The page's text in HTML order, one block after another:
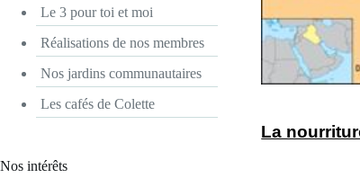
La
Le 3 pour toi et moi
Réalisations de nos membres
Nos jardins communautaires
Les cafés de Colette
Nos intérêts